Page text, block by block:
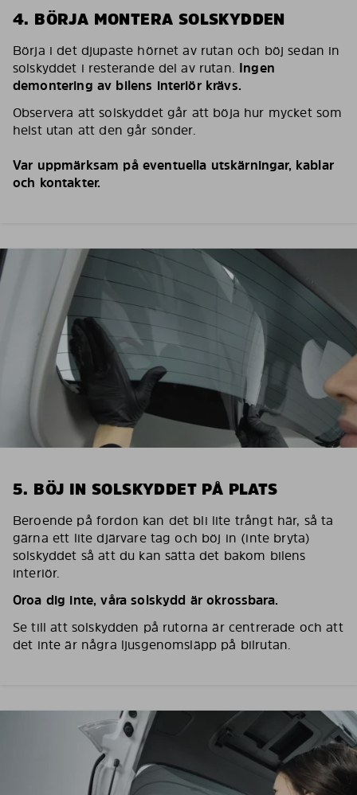
4. BÖRJA MONTERA SOLSKYDDEN
Börja i det djupaste hörnet av rutan och böj sedan in
solskyddet i resterande del av rutan. Ingen
demontering av bilens interiör krävs.
Observera att solskyddet går att böja hur mycket som
helst utan att den går sönder.
Var uppmärksam på eventuella utskärningar, kablar
och kontakter.
5. BÖJ IN SOLSKYDDET PÅ PLATS
Beroende på fordon kan det bli lite trångt här, så ta
gärna ett lite djärvare tag och böj in (inte bryta)
solskyddet så att du kan sätta det bakom bilens
interiör.
Oroa dig inte, våra solskydd är okrossbara.
Se till att solskydden på rutorna är centrerade och att
det inte är några ljusgenomsläpp på bilrutan.